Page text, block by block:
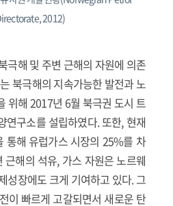
2012)
극해 및 주변 근해의 자원에 의존
북극해의 지속가능한 발전과 노
위해 2017년 6월 북극권 도시 트
구소를 설립하였다. 또한, 현재
통해 유럽가스 시장의 25%를 차
해의 석유, 가스 자원은 노르웨
성장에도 크게 기여하고 있다. 그
이 빠르게 고갈되면서 새로운 탄